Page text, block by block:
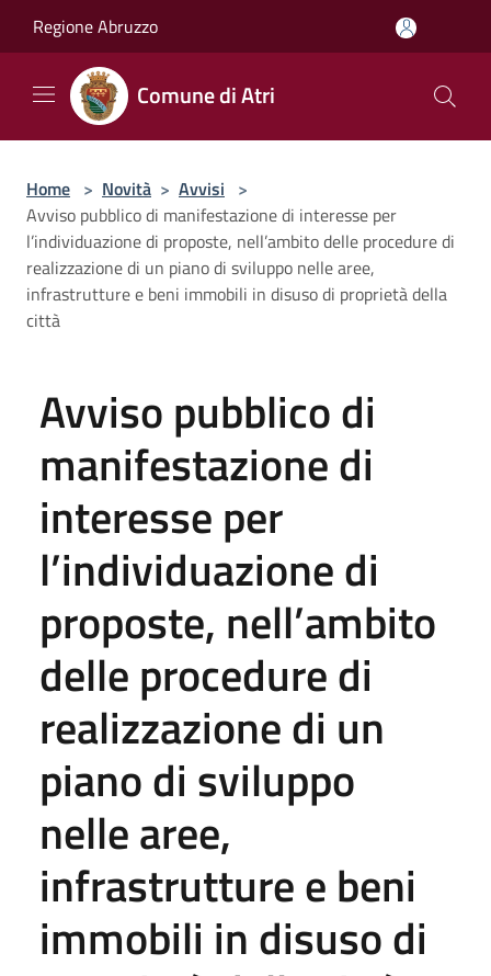
Regione Abruzzo
Comune di Atri
Home > Novità > Avvisi >
Avviso pubblico di manifestazione di interesse per
l’individuazione di proposte, nell’ambito delle procedure di
realizzazione di un piano di sviluppo nelle aree,
infrastrutture e beni immobili in disuso di proprietà della
città
Avviso pubblico di
manifestazione di
interesse per
l’individuazione di
proposte, nell’ambito
delle procedure di
realizzazione di un
piano di sviluppo
nelle aree,
infrastrutture e beni
immobili in disuso di